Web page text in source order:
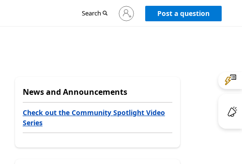
Search
Sign
in
Post a question
News and Announcements
Check out the Community Spotlight Video
Series